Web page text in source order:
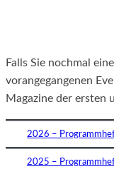
Falls Sie nochmal
vorangegangenen
Magazine der ersten
2026 –
2025 –